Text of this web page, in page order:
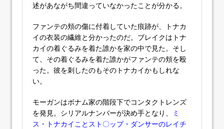
述があながち間違っていなかったことが分かる。
ファンテの頬の傷に付着していた痕跡が、トナカ
イの衣装の繊維と分かったのだ。ブレイクはトナ
カイの着ぐるみを着た誰かを家の中で見た。そし
て、その着ぐるみを着た誰かがファンテの頬を殴
った。彼を刺したのもそのトナカイかもしれな
い。
モーガンはボナム家の階段下でコンタクトレンズ
を発見。シリアルナンバーが決め手となり、
ミ
ス・トナカイことスト〇ップ・ダンサーのレイチ